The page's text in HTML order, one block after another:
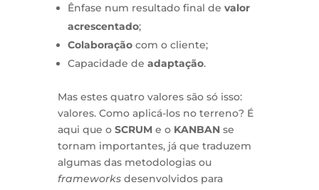
Ênfase num resultado final de valor
acrescentado;
Colaboraçãocom o cliente;
Capacidade de adaptação.
Mas estes quatro valores são só isso:
valores. Como aplicá-los no terreno? É
aqui que o SCRUMe o KANBANse
tornam importantes, já que traduzem
algumas das metodologias ou
frameworksdesenvolvidos para